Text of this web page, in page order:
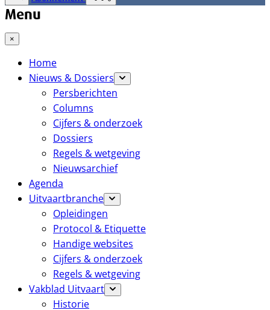
Menu
×
Home
Nieuws & Dossiers
Persberichten
Columns
Cijfers & onderzoek
Dossiers
Regels & wetgeving
Nieuwsarchief
Agenda
Uitvaartbranche
Opleidingen
Protocol & Etiquette
Handige websites
Cijfers & onderzoek
Regels & wetgeving
Vakblad Uitvaart
Historie